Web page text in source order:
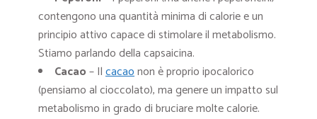
contengono una quantità minima di calorie e un
principio attivo capace di stimolare il metabolismo.
Stiamo parlando della capsaicina.
Cacao– Ilcacaonon è proprio ipocalorico
(pensiamo al cioccolato), ma genere un impatto sul
metabolismo in grado di bruciare molte calorie.